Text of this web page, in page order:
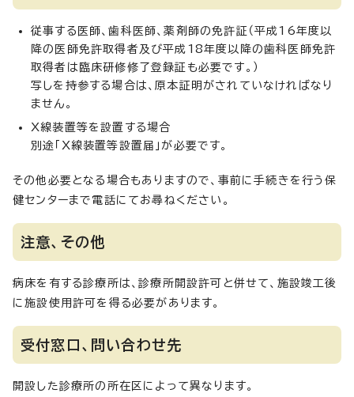
従事する医師、歯科医師、薬剤師の免許証（平成16年度以
降の医師免許取得者及び平成18年度以降の歯科医師免許
取得者は臨床研修修了登録証も必要です。）
写しを持参する場合は、原本証明がされていなければなり
ません。
X線装置等を設置する場合
別途「X線装置等設置届」が必要です。
その他必要となる場合もありますので、事前に手続きを行う保
健センターまで電話にてお尋ねください。
注意、その他
病床を有する診療所は、診療所開設許可と併せて、施設竣工後
に施設使用許可を得る必要があります。
受付窓口、問い合わせ先
開設した診療所の所在区によって異なります。